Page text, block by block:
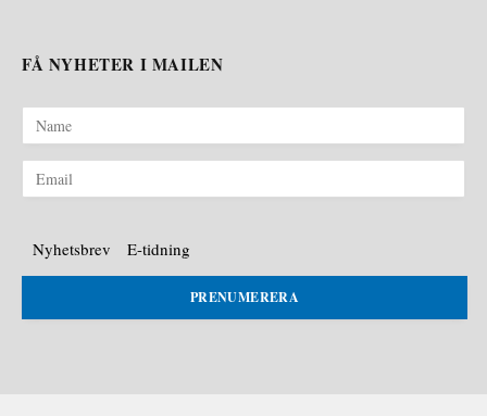
FÅ NYHETER I MAILEN
Nyhetsbrev E-tidning
PRENUMERERA